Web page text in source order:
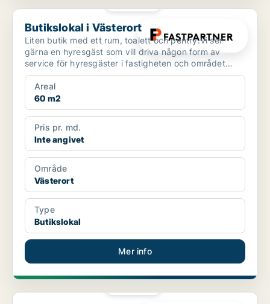
Butikslokal i Västerort
Butikslokal i Västerort
Liten butik med ett rum, toalett och pentry.Vi ser
gärna en hyresgäst som vill driva någon form av
service för hyresgäster i fastigheten och området
exempelv...
Areal
60 m2
Pris pr. md.
Inte angivet
Område
Västerort
Type
Butikslokal
Mer info
Butikslokal i Västerort